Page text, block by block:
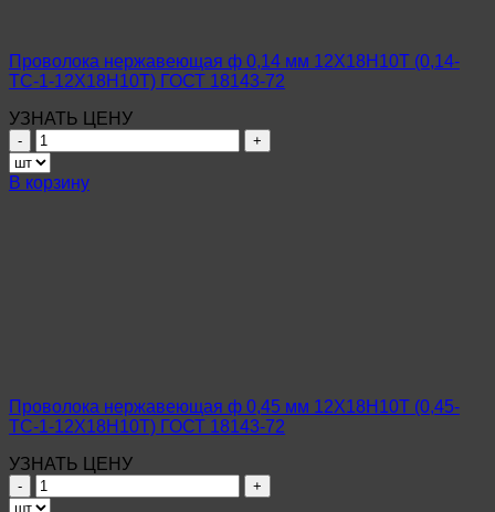
Проволока нержавеющая ф 0,14 мм 12Х18Н10Т (0,14-
ТС-1-12Х18Н10Т) ГОСТ 18143-72
УЗНАТЬ ЦЕНУ
Количество
товара
Проволока
нержавеющая
В корзину
Проволока нержавеющая ф 0,45 мм 12Х18Н10Т (0,45-
ТС-1-12Х18Н10Т) ГОСТ 18143-72
УЗНАТЬ ЦЕНУ
Количество
товара